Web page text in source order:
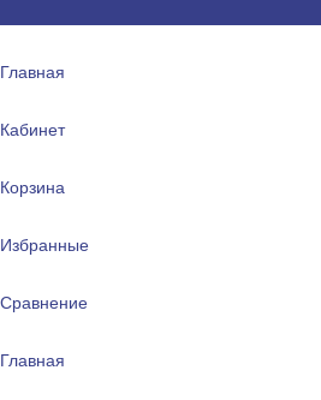
Главная
Кабинет
Корзина
Избранные
Сравнение
Главная